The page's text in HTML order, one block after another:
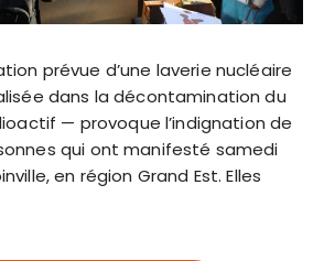
prévue d’une laverie nucléaire
dans la décontamination du
— provoque l’indignation de
qui ont manifesté samedi
en région Grand Est. Elles